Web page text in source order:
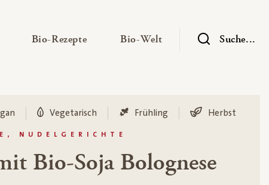
Untermenü ausklappen
Bio-Rezepte— Untermenü ausklappen
Bio-Welt — UntermenüSuche...
NUDELGERICHTE
Vegetarisch Frühling Herbst
Bio-Soja Bolognese